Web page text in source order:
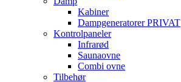
Kabiner
Dampgeneratorer PRIVAT
Kontrolpaneler
Infrarød
Saunaovne
Combi ovne
Tilbehør